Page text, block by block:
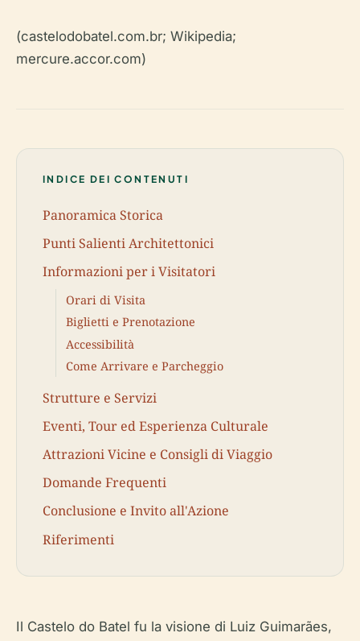
(castelodobatel.com.br; Wikipedia;
mercure.accor.com)
INDICE DEI CONTENUTI
Panoramica Storica
Punti Salienti Architettonici
Informazioni per i Visitatori
Orari di Visita
Biglietti e Prenotazione
Accessibilità
Come Arrivare e Parcheggio
Strutture e Servizi
Eventi, Tour ed Esperienza Culturale
Attrazioni Vicine e Consigli di Viaggio
Domande Frequenti
Conclusione e Invito all'Azione
Riferimenti
Il Castelo do Batel fu la visione di Luiz Guimarães,